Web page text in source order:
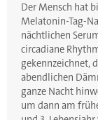
Der Mensch hat
Melatonin-Tag-
nächtlichen
circadiane
gekennzeichnet,
abendlichen
ganze Nacht
um dann am